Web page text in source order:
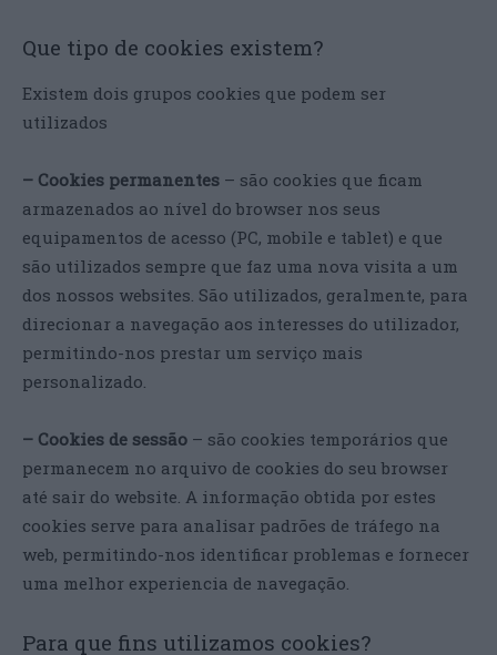
Que tipo de cookies existem?
Existem dois grupos cookies que podem ser
utilizados
– Cookies permanentes – são cookies que ficam
armazenados ao nível do browser nos seus
equipamentos de acesso (PC, mobile e tablet) e que
são utilizados sempre que faz uma nova visita a um
dos nossos websites. São utilizados, geralmente, para
direcionar a navegação aos interesses do utilizador,
permitindo-nos prestar um serviço mais
personalizado.
– Cookies de sessão – são cookies temporários que
permanecem no arquivo de cookies do seu browser
até sair do website. A informação obtida por estes
cookies serve para analisar padrões de tráfego na
web, permitindo-nos identificar problemas e fornecer
uma melhor experiencia de navegação.
Para que fins utilizamos cookies?